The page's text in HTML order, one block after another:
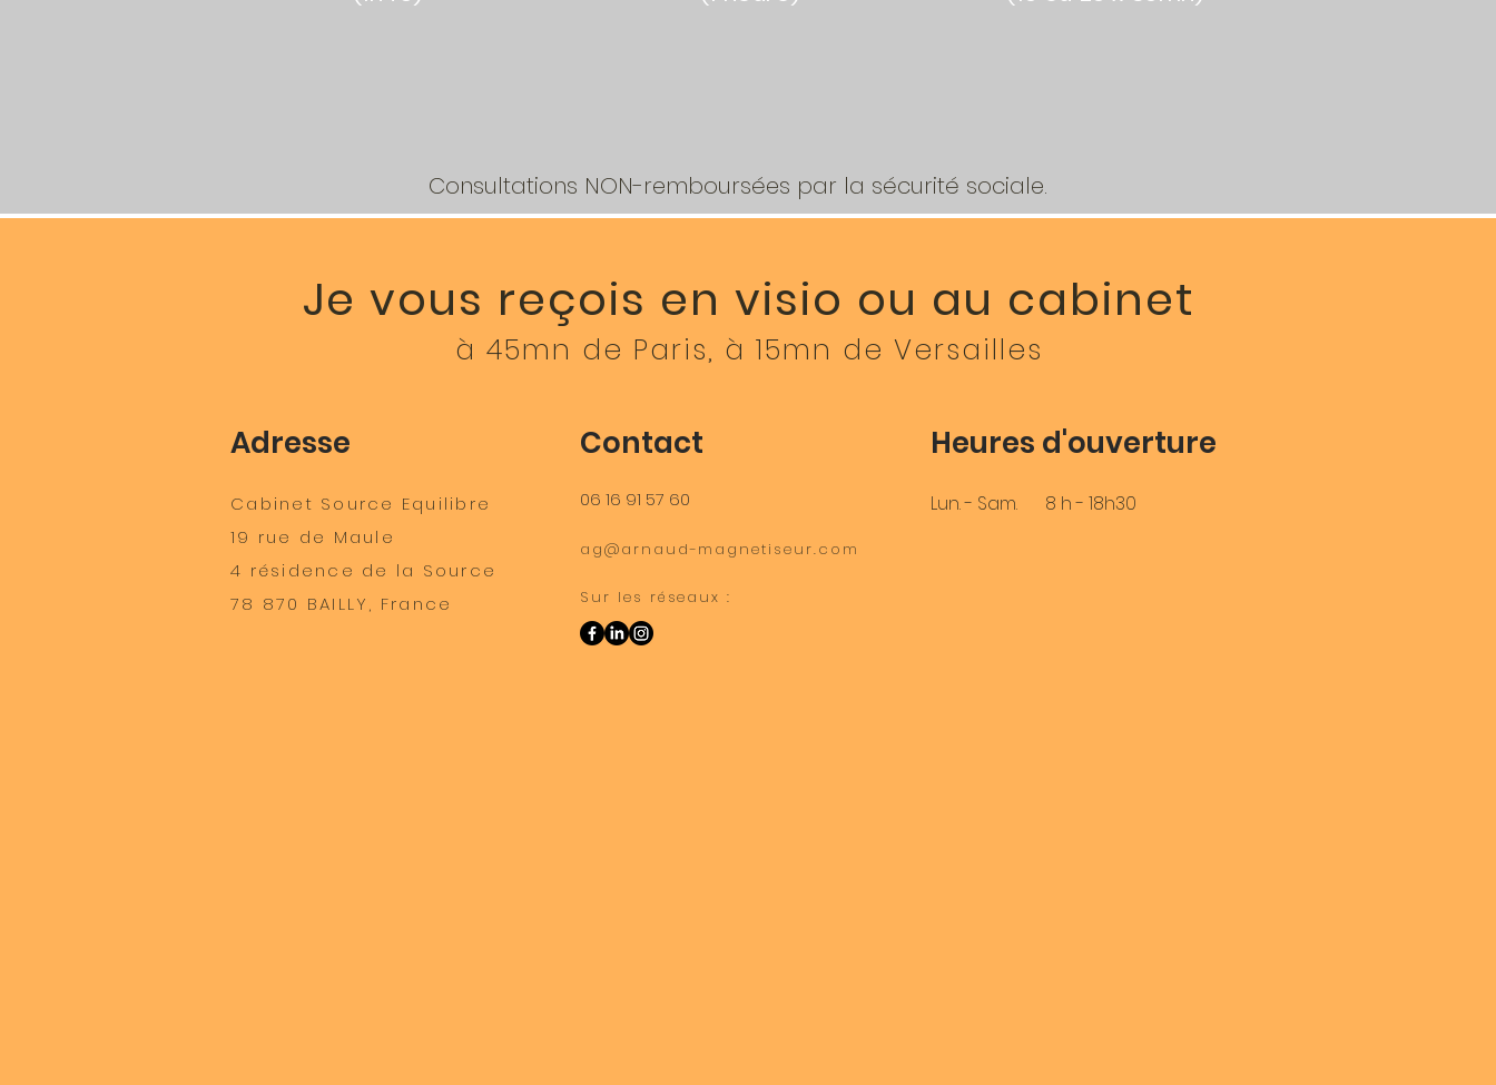
Consultations NON-remboursées par la sécurité sociale.
Je vous reçois en visio ou au cabinet
à 45mn de Paris, à 15mn de Versailles
Adresse
Cabinet Source Equilibre
19 rue de Maule
4 résidence de la Source
78 870 BAILLY, France
Contact
06 16 91 57 60
Heures d'ouverture
Lun. - Sam. 8 h - 18h30
ag@arnaud-magnetiseur.com
Sur les réseaux :